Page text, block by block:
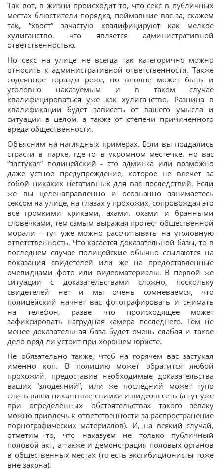
Так вот, в жизни происходит то, что секс в публичных
местах блюстители порядка, поймавшие вас за, скажем
так, “хвост” зачастую квалифицируют как мелкое
хулиганство, что является административной
ответственностью.
Но секс на улице не всегда так категорично можно
относить к административной ответственности. Также
содеянное гораздо реже, но вполне может быть и
уголовно наказуемым и в таком случае
квалифицироваться уже как хулиганство. Разница в
квалификации будет зависеть от вашего умысла и
ситуации в целом, а также от степени причиненного
вреда общественности.
Объясним на наглядных примерах. Если вы поддались
страсти в парке, где-то в укромном местечке, но вас
“застукал” полицейский - это админка или возможно
даже устное предупреждение, которое не влечет за
собой никаких негативных для вас последствий. Если
же вы целенаправленно и осознанно занимаетесь
сексом на улице, на глазах у прохожих, сопровождая это
все громкими криками, ахами, охами и бранными
словечками, тем самым выражая протест общественной
морали - тут уже можно рассчитывать на уголовную
ответственность. Что касается доказательной базы, то в
последнем случае полицейские обычно ссылаются на
показания свидетелей или же на предоставленные
очевидцами фото или видеоматериалы. В первой же
ситуации с доказательствами сложно, поскольку
свидетелей нет и мы очень сомневаемся, что
полицейский начнет вас фотографировать и снимать
на телефон, разве что происходящее может
зафиксировать нагрудная камера последнего. Тем не
менее доказательная база будет очень слабая и такое
дело вряд ли устоит при хорошем юристе.
Не обязательно также, чтоб на горячем вас застукал
именно коп. В полицию может обратится любой
прохожий, предоставив необходимые доказательства
ваших “злодеяний”, или же последний может тупо
слить ваши пикантные снимки и видео в сеть (а тут уже
при определенных обстоятельствах такого зеваку
можно привлечь к ответственности за распространение
порнографических материалов). И, на всякий случай,
отметим то, что наказуем не только публичный
половой акт, а также и демонстрация половых органов
в общественных местах (то есть эксгибиционисты тоже
вне закона).